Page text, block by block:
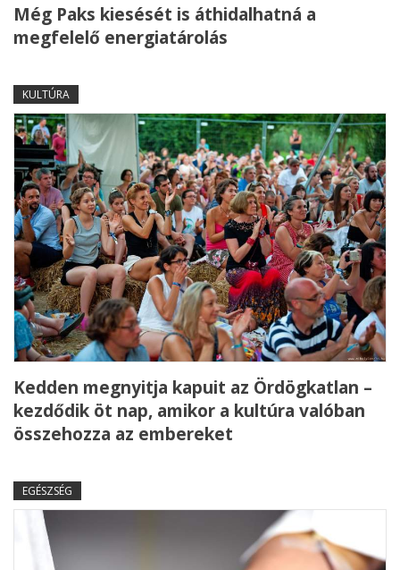
Még Paks kiesését is áthidalhatná a
megfelelő energiatárolás
KULTÚRA
Kedden megnyitja kapuit az Ördögkatlan –
kezdődik öt nap, amikor a kultúra valóban
összehozza az embereket
EGÉSZSÉG